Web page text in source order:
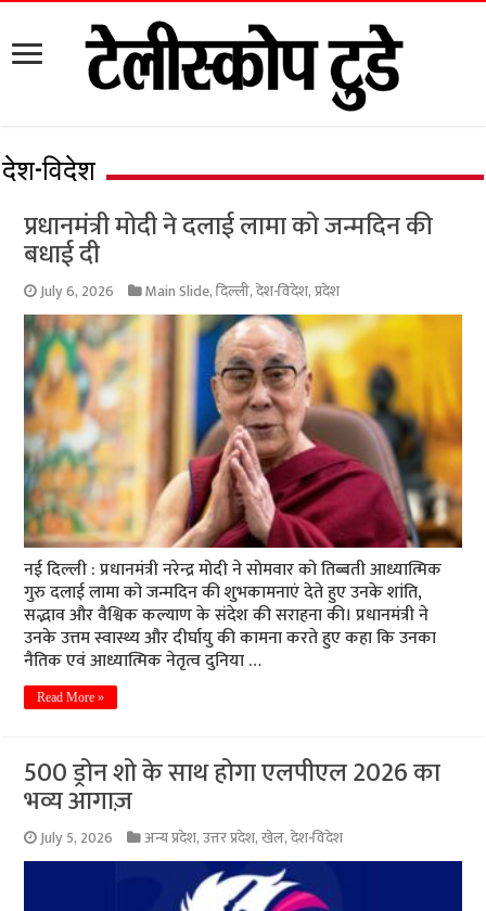
देश-विदेश
प्रधानमंत्री मोदी ने दलाई लामा को जन्मदिन की
बधाई दी
July 6, 2026 Main Slide,दिल्ली,देश-विदेश,प्रदेश
नई दिल्ली : प्रधानमंत्री नरेन्द्र मोदी ने सोमवार को तिब्बती आध्यात्मिक
गुरु दलाई लामा को जन्मदिन की शुभकामनाएं देते हुए उनके शांति,
सद्भाव और वैश्विक कल्याण के संदेश की सराहना की। प्रधानमंत्री ने
उनके उत्तम स्वास्थ्य और दीर्घायु की कामना करते हुए कहा कि उनका
नैतिक एवं आध्यात्मिक नेतृत्व दुनिया …
Read More »
500 ड्रोन शो के साथ होगा एलपीएल 2026 का
भव्य आगाज़
July 5, 2026 अन्य प्रदेश,उत्तर प्रदेश,खेल,देश-विदेश